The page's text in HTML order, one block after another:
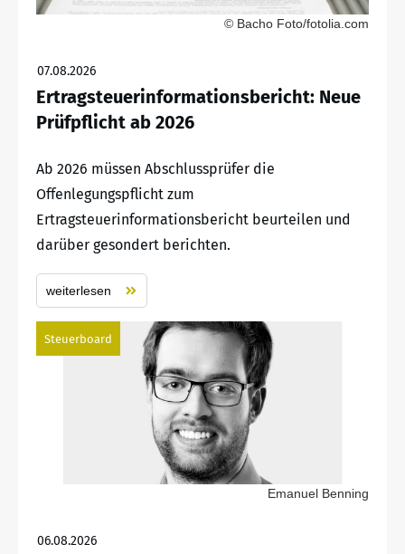
© Bacho Foto/fotolia.com
07.08.2026
Ertragsteuerinformationsbericht: Neue
Prüfpflicht ab 2026
Ab 2026 müssen Abschlussprüfer die
Offenlegungspflicht zum
Ertragsteuerinformationsbericht beurteilen und
darüber gesondert berichten.
weiterlesen
Steuerboard
Emanuel Benning
06.08.2026